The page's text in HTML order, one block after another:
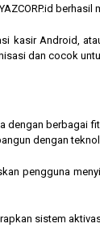
kasir Android,
dan cocok
dengan
dengan
pengguna
sistem